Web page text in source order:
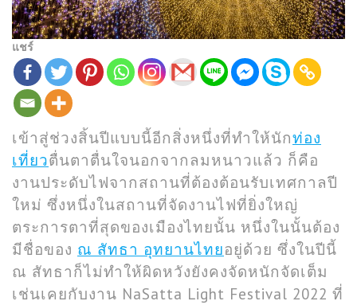
แชร์
เข้าสู่ช่วงสิ้นปีแบบนี้อีกสิ่งหนึ่งที่ทำให้นักท่อง
เที่ยวตื่นตาตื่นใจนอกจากลมหนาวแล้ว ก็คือ
งานประดับไฟจากสถานที่ต้องต้อนรับเทศกาลปี
ใหม่ ซึ่งหนึ่งในสถานที่จัดงานไฟที่ยิ่งใหญ่
ตระการตาที่สุดของเมืองไทยนั้น หนึ่งในนั้นต้อง
มีชื่อของ ณ สัทธา อุทยานไทยอยู่ด้วย ซึ่งในปีนี้
ณ สัทธาก็ไม่ทำให้ผิดหวังยังคงจัดหนักจัดเต็ม
เช่นเคยกับงาน NaSatta Light Festival 2022 ที่